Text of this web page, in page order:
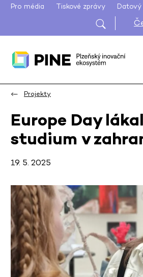
Pro média Tiskové zprávy Datový
Projekty
Europe Day
studium v
19. 5. 2025